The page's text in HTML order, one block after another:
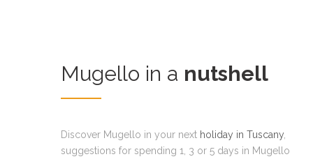
Mugello in a nutshell
Discover Mugello in your next holiday in Tuscany,
suggestions for spending 1, 3 or 5 days in Mugello